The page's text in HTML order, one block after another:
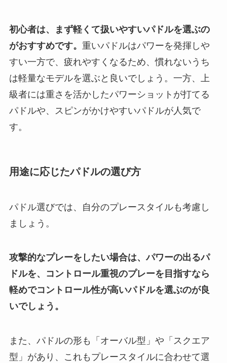
初心者は、まず軽くて扱いやすいパドルを選ぶの
がおすすめです。 重いパドルはパワーを発揮しや
すい一方で、疲れやすくなるため、慣れないうち
は軽量なモデルを選ぶと良いでしょう。一方、上
級者には重さを活かしたパワーショットが打てる
パドルや、スピンがかけやすいパドルが人気で
す。
用途に応じたパドルの選び方
パドル選びでは、自分のプレースタイルも考慮し
ましょう。
攻撃的なプレーをしたい場合は、パワーの出るパ
ドルを、コントロール重視のプレーを目指すなら
軽めでコントロール性が高いパドルを選ぶのが良
いでしょう。
また、パドルの形も「オーバル型」や「スクエア
型」があり、これもプレースタイルに合わせて選